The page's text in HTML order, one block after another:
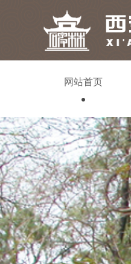
网站首页